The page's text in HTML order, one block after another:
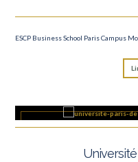
ESCP Business School Paris Campus